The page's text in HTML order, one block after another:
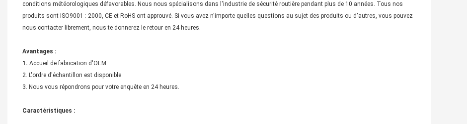
conditions météorologiques défavorables. Nous nous spécialisons dans l'industrie de sécurité routière pendant plus de 10 années. Tous nos
produits sont ISO9001 : 2000, CE et RoHS ont approuvé. Si vous avez n'importe quelles questions au sujet des produits ou d'autres, vous pouvez
nous contacter librement, nous te donnerez le retour en 24 heures.
Avantages :
1. Accueil de fabrication d'OEM
2. L'ordre d'échantillon est disponible
3. Nous vous répondrons pour votre enquête en 24 heures.
Caractéristiques :